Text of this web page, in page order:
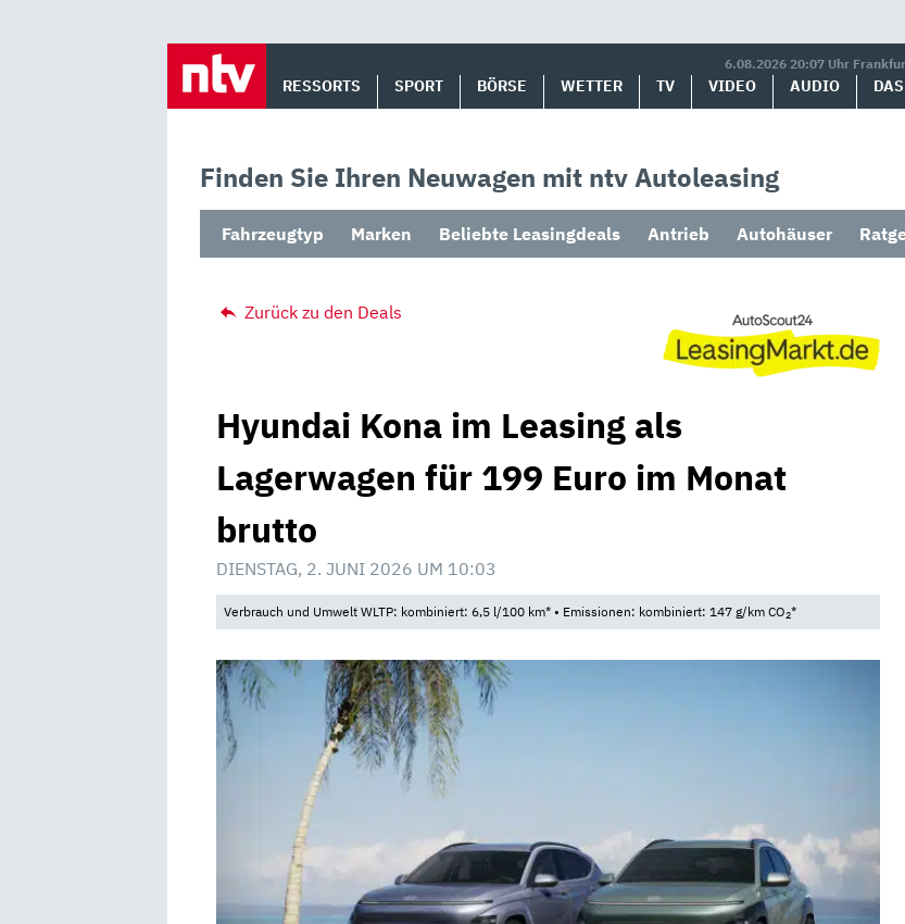
6.08.2026 20:07 Uhr
RESSORTS SPORT BÖRSE WETTER TV VIDEO AUDIO
Finden Sie Ihren Neuwagen mit ntv Autoleasing
Fahrzeugtyp Marken Beliebte Leasingdeals Antrieb Autohäuser
Zurück zu den Deals
Hyundai Kona im Leasing als
Lagerwagen für 199 Euro im Monat
brutto
DIENSTAG, 2. JUNI 2026 UM 10:03
Verbrauch und Umwelt WLTP: kombiniert: 6,5 l/100 km* • Emissionen: kombiniert: 147 g/km CO2*